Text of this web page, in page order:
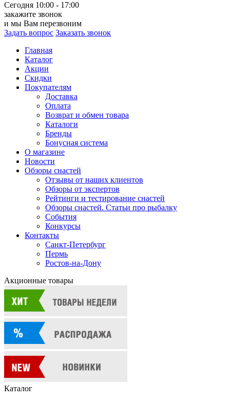
Сегодня 10:00 - 17:00
закажите звонок
и мы Вам перезвоним
Задать вопрос Заказать звонок
Главная
Каталог
Акции
Скидки
Покупателям
Доставка
Оплата
Возврат и обмен товара
Каталоги
Бренды
Бонусная система
О магазине
Новости
Обзоры снастей
Отзывы от наших клиентов
Обзоры от экспертов
Рейтинги и тестирование снастей
Обзоры снастей. Статьи про рыбалку
События
Конкурсы
Контакты
Санкт-Петербург
Пермь
Ростов-на-Дону
Акционные товары
Каталог